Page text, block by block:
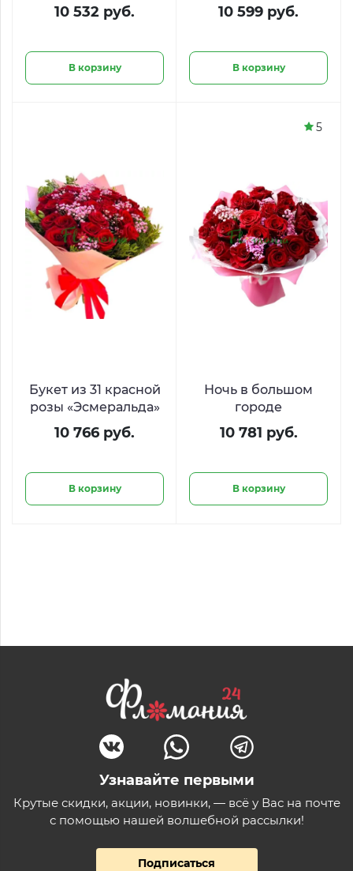
10 532 руб.
В корзину
10 599 руб.
В корзину
Букет из 31 красной
розы «Эсмеральда»
10 766 руб.
В корзину
Ночь в большом
городе
10 781 руб.
В корзину
5
Узнавайте первыми
Крутые скидки, акции, новинки, — всё у Вас на почте
с помощью нашей волшебной рассылки!
Подписаться